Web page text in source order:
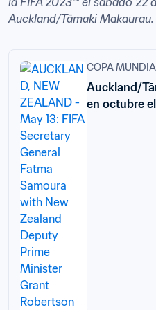
Auckland/Tāmaki Makaurau.
Auckland/
en octubre